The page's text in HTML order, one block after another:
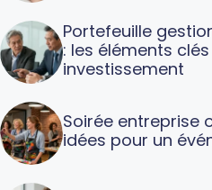
Portefeuille
: les éléments
investissement
Soirée entreprise
idées pour un